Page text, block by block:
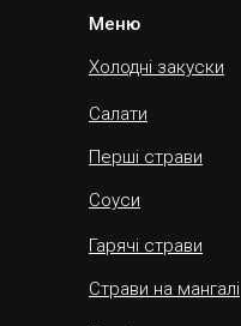
Меню
Холодні закуски
Салати
Перші страви
Соуси
Гарячі страви
Страви на мангалі